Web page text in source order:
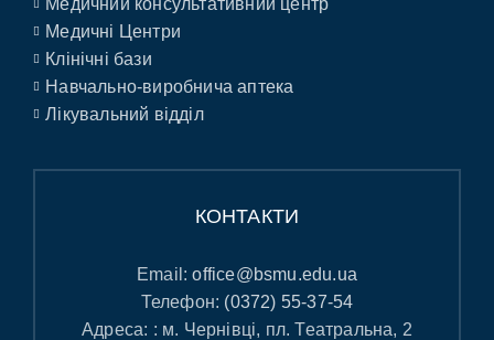
Медичні Центри
Клінічні бази
Навчально-виробнича аптека
Лікувальний відділ
КОНТАКТИ
Email:office@bsmu.edu.ua
Телефон: (0372) 55-37-54
Адреса: : м. Чернівці, пл. Театральна, 2